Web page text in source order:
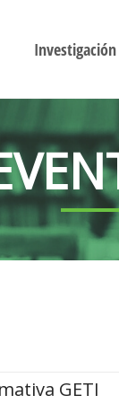
Investigación
GETI